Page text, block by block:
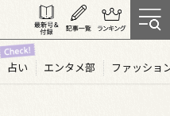
占い エンタメ部 ファッショ